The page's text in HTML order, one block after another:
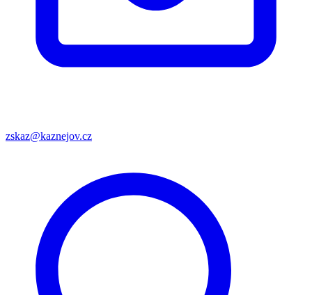
zskaz@kaznejov.cz